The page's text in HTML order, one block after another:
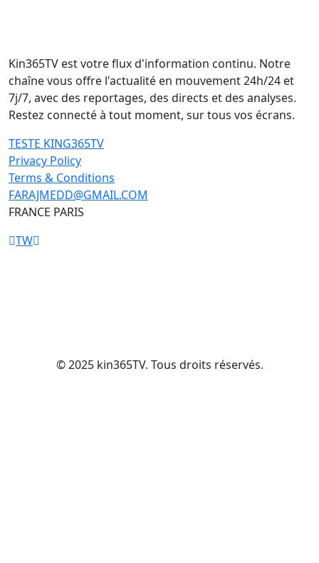
Kin365TV est votre flux d'information continu. Notre
chaîne vous offre l'actualité en mouvement 24h/24 et
7j/7, avec des reportages, des directs et des analyses.
Restez connecté à tout moment, sur tous vos écrans.
TESTE KING365TV
Privacy Policy
Terms & Conditions
FARAJMEDD@GMAIL.COM
FRANCE PARIS
TW
© 2025 kin365TV. Tous droits réservés.